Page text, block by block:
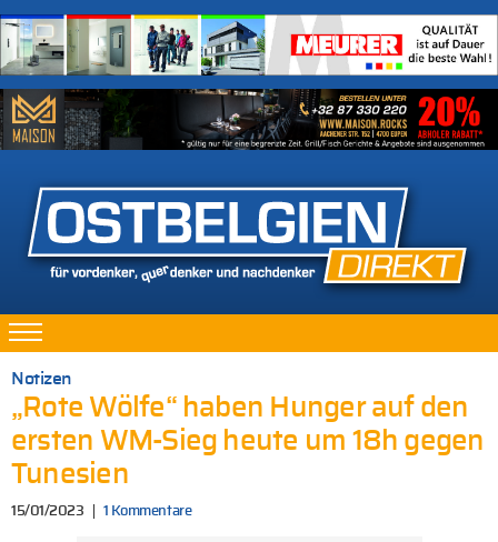
Notizen
„Rote Wölfe“ haben Hunger auf den
ersten WM-Sieg heute um 18h gegen
Tunesien
15/01/2023 1 Kommentare